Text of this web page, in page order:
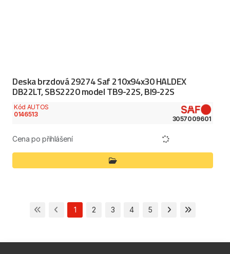
Deska brzdová 29274 Saf 210x94x30 HALDEX
DB22LT, SBS2220 model TB9-22S, BI9-22S
Kód AUTOS
0146513
3057009601
Cena po přihlášení
1 2 3 4 5